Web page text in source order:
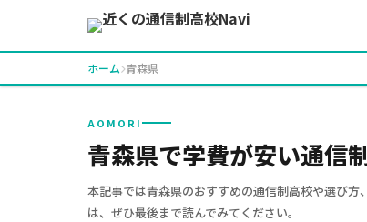
ホーム 青森県
AOMORI
青森県で学費が安い通信
本記事では青森県のおすすめの通信制高校や選び
は、ぜひ最後まで読んでみてください。